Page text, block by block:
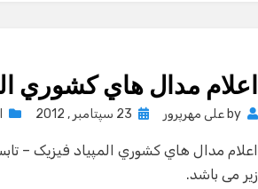
اعلام مدال هاي كشوري
by علی مهرپرور
Posted
23 سپتامبر , 2012
زیر می باشد.